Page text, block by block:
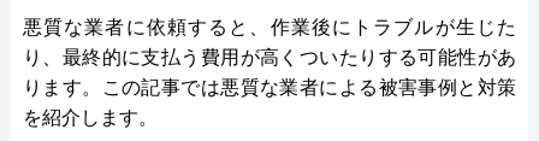
悪質な業者に依頼すると、作業後にトラブルが生じた
り、最終的に支払う費用が高くついたりする可能性があ
ります。この記事では悪質な業者による被害事例と対策
を紹介します。